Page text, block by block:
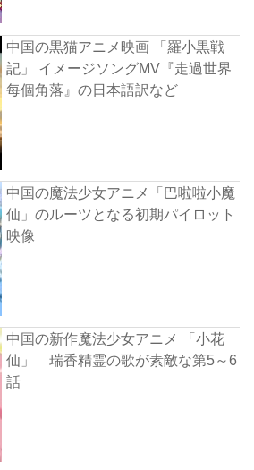
中国の黒猫アニメ映画 「羅小黒戦
記」 イメージソングMV『走過世界
每個角落』の日本語訳など
中国の魔法少女アニメ「巴啦啦小魔
仙」のルーツとなる初期パイロット
映像
中国の新作魔法少女アニメ 「小花
仙」 瑞香精霊の歌が素敵な第5～6
話